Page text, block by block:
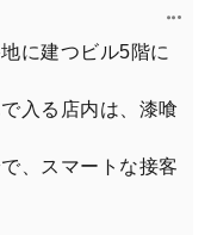
2名の美女を背徳と上
焼肉店に降り立ったの
月さん。
月さんを見られるの
号だけ。
に建つビル5階に
入る店内は、漆喰
、スマートな接客